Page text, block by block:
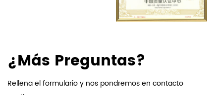
¿Más Preguntas?
Rellena el formulario y nos pondremos en contacto